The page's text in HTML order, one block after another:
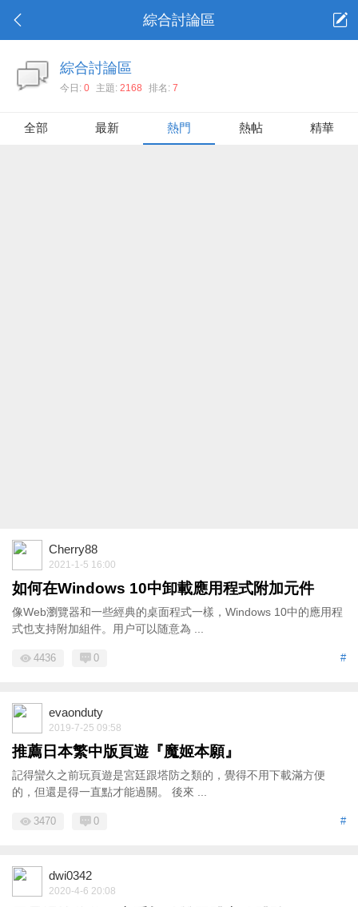
綜合討論區
綜合討論區
今日: 0 主題: 2168 排名: 7
全部 最新 熱門 熱帖 精華
Cherry88
2021-1-5 16:00
如何在Windows 10中卸載應用程式附加元件
像Web瀏覽器和一些經典的桌面程式一樣，Windows 10中的應用程
式也支持附加組件。用户可以随意為 ...
#
4436 0
evaonduty
2019-7-25 09:58
推薦日本繁中版頁遊『魔姬本願』
記得蠻久之前玩頁遊是宮廷跟塔防之類的，覺得不用下載滿方便
的，但還是得一直點才能過關。 後來 ...
#
3470 0
dwi0342
2020-4-6 20:08